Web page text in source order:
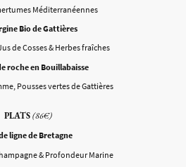
Méditerranéennes
Bio de Gattières
de Cosses & Herbes fraîches
roche en Bouillabaisse
Pousses vertes de Gattières
PLATS(86€)
ligne de Bretagne
& Profondeur Marine